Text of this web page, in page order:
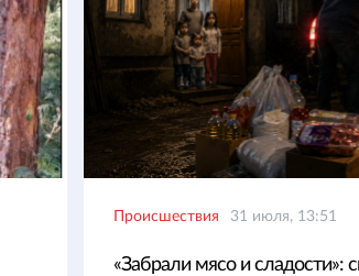
Происшествия 31 июля, 13:51
«Забрали мясо и сладости»: